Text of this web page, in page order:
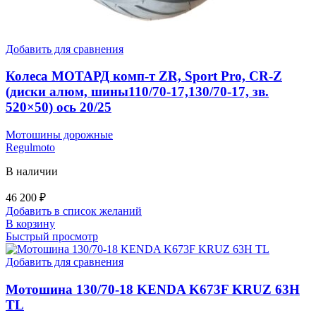
Добавить для сравнения
Колеса МОТАРД комп-т ZR, Sport Pro, CR-Z
(диски алюм, шины110/70-17,130/70-17, зв.
520×50) ось 20/25
Мотошины дорожные
Regulmoto
В наличии
46 200 ₽
Добавить в список желаний
В корзину
Быстрый просмотр
Добавить для сравнения
Мотошина 130/70-18 KENDA K673F KRUZ 63H
TL